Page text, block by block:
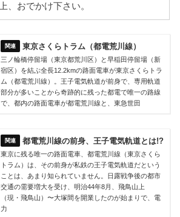
上、おでかけ下さい。
東京さくらトラム（都電荒川線）
三ノ輪橋停留場（東京都荒川区）と早稲田停留場（新
宿区）を結ぶ全長12.2kmの路面電車が東京さくらトラ
ム（都電荒川線）。王子電気軌道が前身で、専用軌道
部分が多いことから奇跡的に残った都電で唯一の路線
で、都内の路面電車が都電荒川線と、東急世田
都電荒川線の前身、王子電気軌道とは!?
東京に残る唯一の路面電車、都電荒川線（東京さくら
トラム）は、その前身が私鉄の王子電気軌道だという
ことは、あまり知られていません。日露戦争後の都市
交通の需要増大を受け、明治44年8月、飛鳥山上
（現・飛鳥山）〜大塚間を開業したのが始まりで、電
力